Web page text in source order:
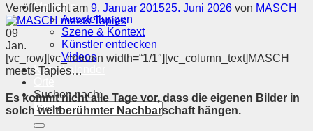
Magazin
Ausstellungen
Szene & Kontext
Künstler entdecken
Videos
Kunstkalender
Suchen nach:
Veröffentlicht am 9. Januar 201525. Juni 2026 von MASCH
09
Jan.
[vc_row][vc_column width=“1/1″][vc_column_text]MASCH
meets Tapies…
Es kommt nicht alle Tage vor, dass die eigenen Bilder in
solch weltberühmter Nachbarschaft hängen.